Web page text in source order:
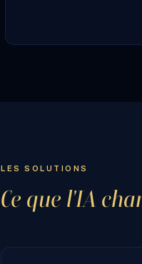
LES SOLUTIONS
Ce que l'IA